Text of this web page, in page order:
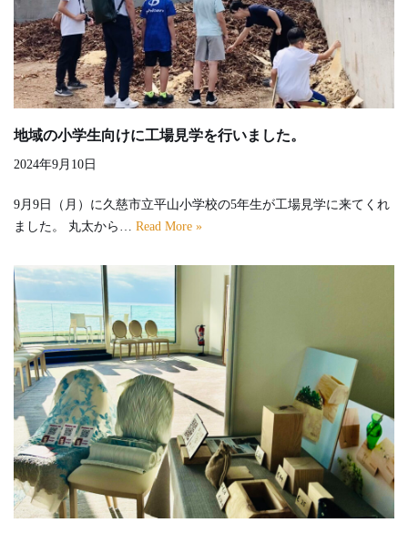
地域の小学生向けに工場見学を行いました。
2024年9月10日
9月9日（月）に久慈市立平山小学校の5年生が工場見学に来てくれ
ました。 丸太から… Read More »